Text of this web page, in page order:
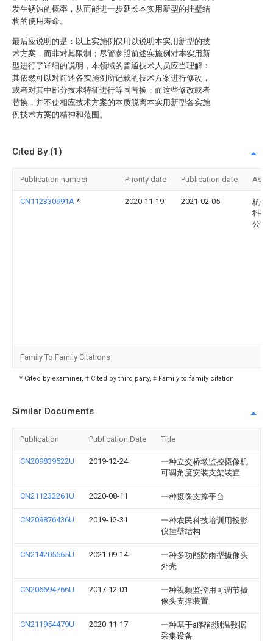
发生锈蚀的概率，从而能进一步延长本实用新型的挂壁结
构的使用寿命。
最后应说明的是：以上实施例仅用以说明本实用新型的技
术方案，而非对其限制；尽管参照前述实施例对本实用新
型进行了详细的说明，本领域的普通技术人员应当理解：
其依然可以对前述各实施例所记载的技术方案进行修改，
或者对其中部分技术特征进行等同替换；而这些修改或者
替换，并不使相应技术方案的本质脱离本实用新型各实施
例技术方案的精神和范围。
Cited By (1)
Publication number Priority date Publication date
CN112330991A * 2020-11-19 2021-02-05
杭州
科技
公司
Family To Family Citations
* Cited by examiner, † Cited by third party, ‡ Family to family citation
Similar Documents
Publication Publication Date Title
CN209839522U 2019-12-24
一种立交桥墩监控摄像机
可调角度安装支架装置
CN211232261U 2020-08-11 一种摄像支撑平台
CN209876436U 2019-12-31
一种农民科技培训用投影
仪挂壁结构
CN214205665U 2021-09-14
一种多功能防雨型摄像头
外壳
CN206694766U 2017-12-01
一种视频监控用可调节摄
像头支撑装置
CN211954479U 2020-11-17
一种基于ai智能测温数据
采集设备